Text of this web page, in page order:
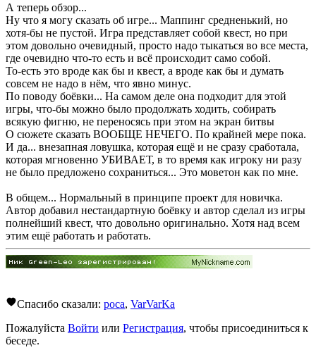
А теперь обзор...
Ну что я могу сказать об игре... Маппинг средненький, но
хотя-бы не пустой. Игра представляет собой квест, но при
этом довольно очевидный, просто надо тыкаться во все места,
где очевидно что-то есть и всё происходит само собой.
То-есть это вроде как бы и квест, а вроде как бы и думать
совсем не надо в нём, что явно минус.
По поводу боёвки... На самом деле она подходит для этой
игры, что-бы можно было продолжать ходить, собирать
всякую фигню, не переносясь при этом на экран битвы
О сюжете сказать ВООБЩЕ НЕЧЕГО. По крайней мере пока.
И да... внезапная ловушка, которая ещё и не сразу сработала,
которая мгновенно УБИВАЕТ, в то время как игроку ни разу
не было предложено сохраниться... Это моветон как по мне.
В общем... Нормальный в принципе проект для новичка.
Автор добавил нестандартную боёвку и автор сделал из игры
полнейший квест, что довольно оригинально. Хотя над всем
этим ещё работать и работать.
Спасибо сказали: poca, VarVarKa
Пожалуйста Войти или Регистрация, чтобы присоединиться к
беседе.